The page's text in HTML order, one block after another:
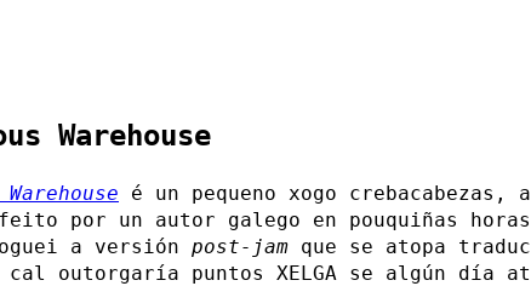
Warehouse
é un pequeno xogo crebacabezas,
por un autor galego en pouquiñas horas
a versión post-jam que se atopa
outorgaría puntos XELGA se algún día